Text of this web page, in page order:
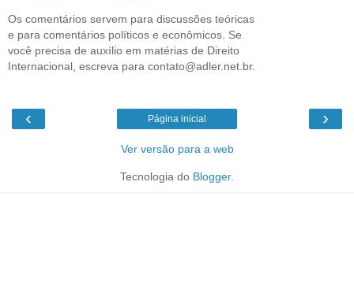
Os comentários servem para discussões teóricas
e para comentários políticos e econômicos. Se
você precisa de auxílio em matérias de Direito
Internacional, escreva para contato@adler.net.br.
‹ ›
Página inicial
Ver versão para a web
Tecnologia do Blogger.